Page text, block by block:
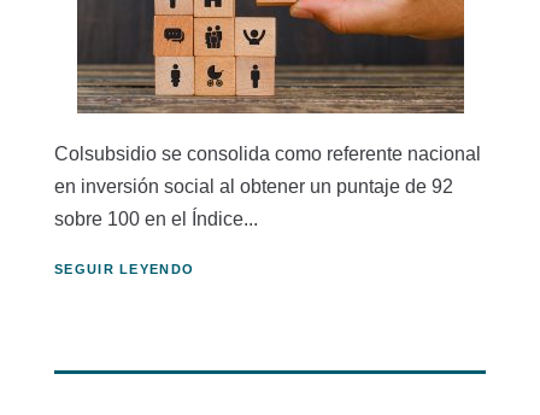
Colsubsidio se consolida como referente nacional
en inversión social al obtener un puntaje de 92
sobre 100 en el Índice...
SEGUIR LEYENDO